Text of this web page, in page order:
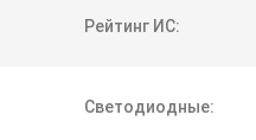
Рейтинг ИС:
Светодиодные: